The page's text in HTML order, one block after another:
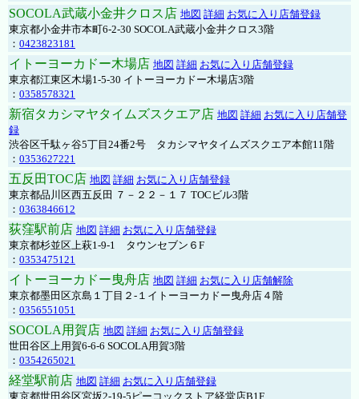
SOCOLA武蔵小金井クロス店 地図 詳細 お気に入り店舗登録
東京都小金井市本町6-2-30 SOCOLA武蔵小金井クロス3階
： 0423823181
イトーヨーカドー木場店 地図 詳細 お気に入り店舗登録
東京都江東区木場1-5-30 イトーヨーカドー木場店3階
： 0358578321
新宿タカシマヤタイムズスクエア店 地図 詳細 お気に入り店舗登
録
渋谷区千駄ヶ谷5丁目24番2号 タカシマヤタイムズスクエア本館11階
： 0353627221
五反田TOC店 地図 詳細 お気に入り店舗登録
東京都品川区西五反田 ７－２２－１７ TOCビル3階
： 0363846612
荻窪駅前店 地図 詳細 お気に入り店舗登録
東京都杉並区上萩1-9-1 タウンセブン６F
： 0353475121
イトーヨーカドー曳舟店 地図 詳細 お気に入り店舗解除
東京都墨田区京島１丁目２-１イトーヨーカドー曳舟店４階
： 0356551051
SOCOLA用賀店 地図 詳細 お気に入り店舗登録
世田谷区上用賀6-6-6 SOCOLA用賀3階
： 0354265021
経堂駅前店 地図 詳細 お気に入り店舗登録
東京都世田谷区宮坂2-19-5ピーコックストア経堂店B1F